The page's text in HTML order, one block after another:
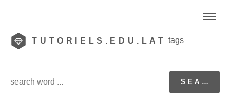
TUTORIELS.EDU.LAT tags